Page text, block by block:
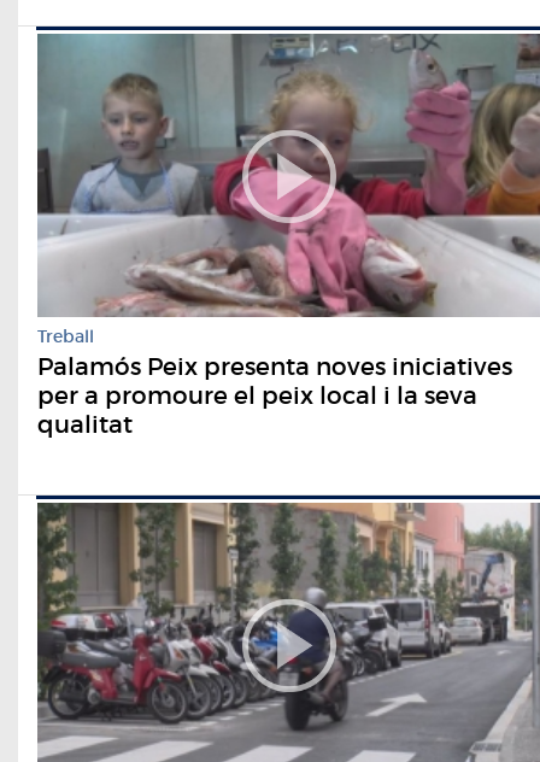
Treball
Palamós Peix presenta noves iniciatives
per a promoure el peix local i la seva
qualitat